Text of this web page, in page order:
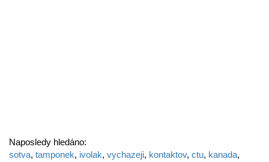
Naposledy hledáno:
sotva, tamponek, ivolak, vychazeji, kontaktov, ctu, kanada,